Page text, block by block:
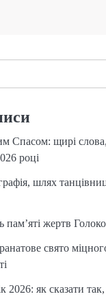
Спасом: щирі слова,
році
шлях
жертв
свято
2026: як сказати